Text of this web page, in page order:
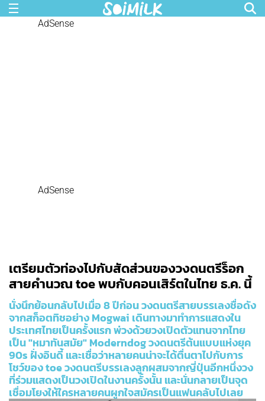
AdSense
AdSense
เตรียมตัวท่องไปกับสัดส่วนของวงดนตรีร็อก
สายคำนวณ toe พบกับคอนเสิร์ตในไทย ธ.ค. นี้
นั่งนึกย้อนกลับไปเมื่อ 8 ปีก่อน วงดนตรีสายบรรเลงชื่อดัง
จากสก็อตทิชอย่าง Mogwai เดินทางมาทำการแสดงใน
ประเทศไทยเป็นครั้งแรก พ่วงด้วยวงเปิดตัวแทนจากไทย
เป็น "หมาทันสมัย" Moderndog วงดนตรีต้นแบบแห่งยุค
90s ฝั่งอินดี้ และเชื่อว่าหลายคนน่าจะได้ตื่นตาไปกับการ
โชว์ของ toe วงดนตรีบรรเลงลูกผสมจากญี่ปุ่นอีกหนึ่งวง
ที่ร่วมแสดงเป็นวงเปิดในงานครั้งนั้น และนั่นกลายเป็นจุด
เชื่อมโยงให้ใครหลายคนผูกใจสมัครเป็นแฟนคลับไปเลย